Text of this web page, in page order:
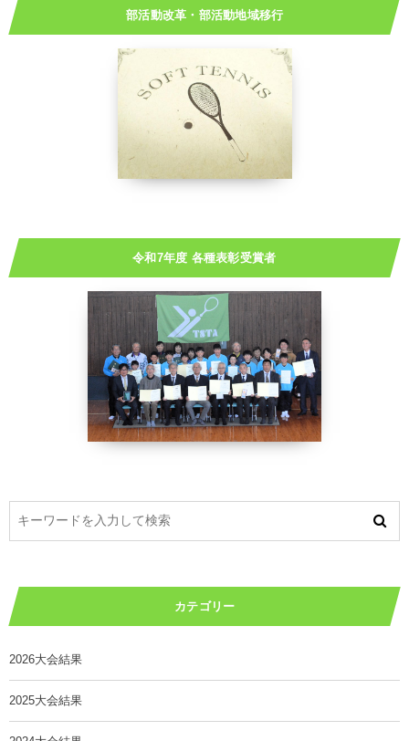
部活動改革・部活動地域移行
令和7年度 各種表彰受賞者
カテゴリー
2026大会結果
2025大会結果